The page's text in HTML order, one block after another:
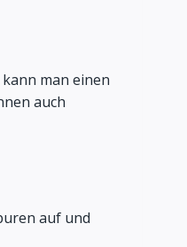
man einen
auch
auf und